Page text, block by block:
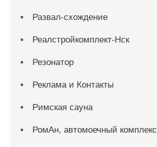
Развал-схождение
Реалстройкомплект-Нск
Резонатор
Реклама и Контакты
Римская сауна
РомАн, автомоечный комплекс